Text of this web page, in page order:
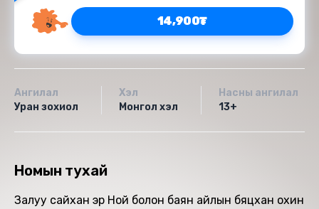
14,900₮
Ангилал
Уран зохиол
Хэл
Монгол хэл
Насны ангилал
13+
Номын тухай
Залуу сайхан эр Ной болон баян айлын бяцхан охин